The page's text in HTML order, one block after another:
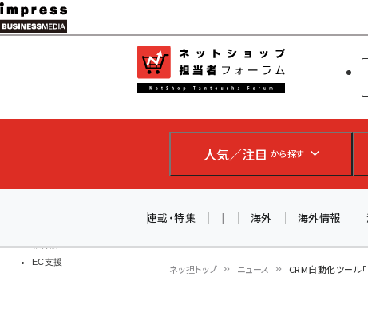
メ
イ
ン
ツ
移
教育講座
EC支援
ネットショッ
人気／注目 から探す
連載・特集 | 海外 海外情報
ネッ担トップ ニュース CRM自動化ツール